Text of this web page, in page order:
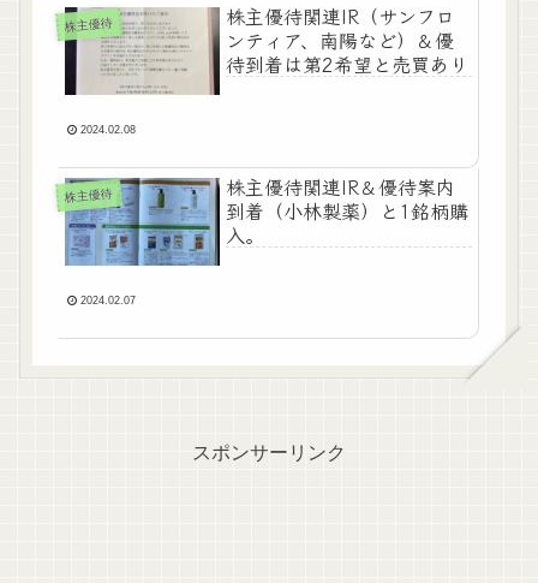
株主優待
株主優待関連IR（サンフロ
ンティア、南陽など）＆優
待到着は第2希望と売買あり
2024.02.08
株主優待
株主優待関連IR＆優待案内
到着（小林製薬）と1銘柄購
入。
2024.02.07
スポンサーリンク